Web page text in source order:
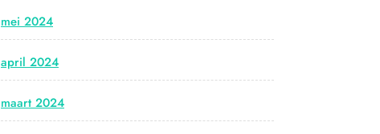
mei 2024
april 2024
maart 2024